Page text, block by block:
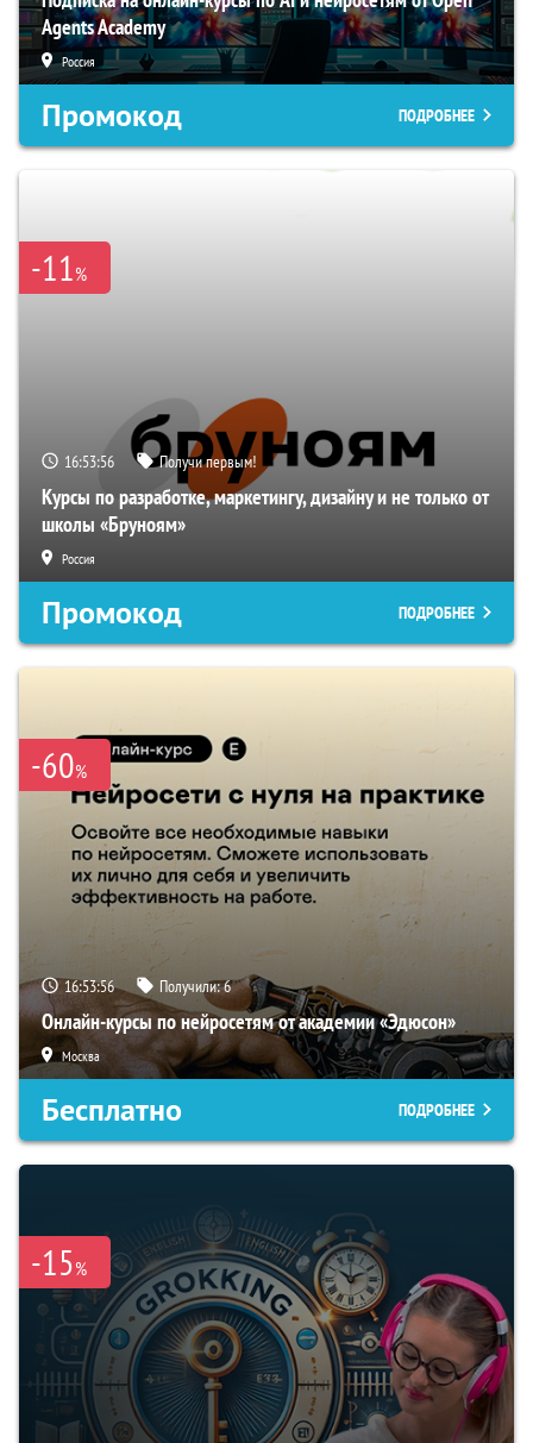
Agents Academy
Россия
Промокод ПОДРОБНЕЕ
-11%
16:53:55 Получи первым!
Курсы по разработке, маркетингу, дизайну и не только от
школы «Бруноям»
Россия
Промокод ПОДРОБНЕЕ
-60%
16:53:55 Получили:6
Онлайн-курсы по нейросетям от академии «Эдюсон»
Москва
Бесплатно ПОДРОБНЕЕ
-15%